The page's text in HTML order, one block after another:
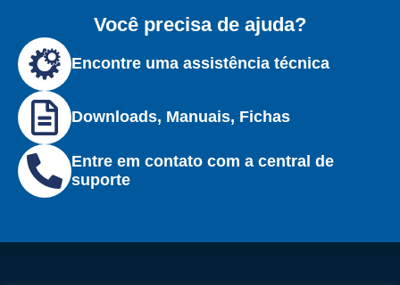
Você precisa de ajuda?
Encontre uma assistência técnica
Downloads, Manuais, Fichas
Entre em contato com a central de
suporte